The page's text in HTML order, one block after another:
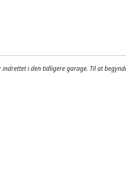
i den tidligere garage. Til at